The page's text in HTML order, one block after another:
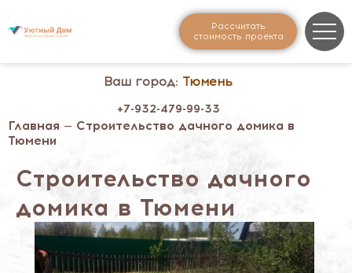
Рассчитать
стоимость проекта
Ваш город: Тюмень
+7-932-479-99-33
Главная — Строительство дачного домика в
Тюмени
Строительство дачного
домика в Тюмени